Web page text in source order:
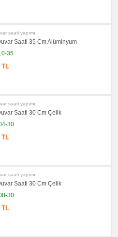
saati yapımı
Saati 35 Cm Alüminyum
35
TL
saati yapımı
Saati 30 Cm Çelik
30
TL
saati yapımı
Saati 30 Cm Çelik
30
TL